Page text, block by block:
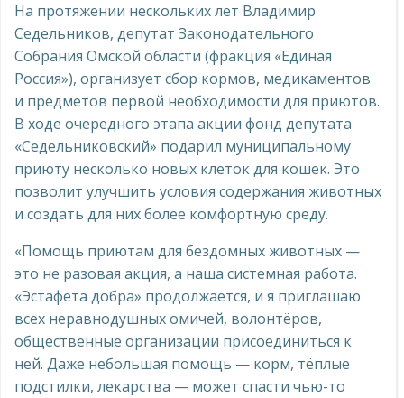
На протяжении нескольких лет Владимир
Седельников, депутат Законодательного
Собрания Омской области (фракция «Единая
Россия»), организует сбор кормов, медикаментов
и предметов первой необходимости для приютов.
В ходе очередного этапа акции фонд депутата
«Седельниковский» подарил муниципальному
приюту несколько новых клеток для кошек. Это
позволит улучшить условия содержания животных
и создать для них более комфортную среду.
«Помощь приютам для бездомных животных —
это не разовая акция, а наша системная работа.
«Эстафета добра» продолжается, и я приглашаю
всех неравнодушных омичей, волонтёров,
общественные организации присоединиться к
ней. Даже небольшая помощь — корм, тёплые
подстилки, лекарства — может спасти чью-то